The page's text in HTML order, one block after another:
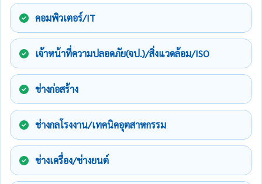
คอมพิวเตอร์/IT
เจ้าหน้าที่ความปลอดภัย(จป.)/สิ่งแวดล้อม/ISO
ช่างก่อสร้าง
ช่างกลโรงงาน/เทคนิคอุตสาหกรรม
ช่างเครื่อง/ช่างยนต์